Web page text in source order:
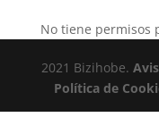
No tiene permisos
2021 Bizihobe.
Política de